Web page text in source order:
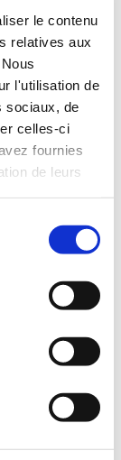
le contenu
relatives aux
l'utilisation de
sociaux, de
celles-ci
fournies
de leurs